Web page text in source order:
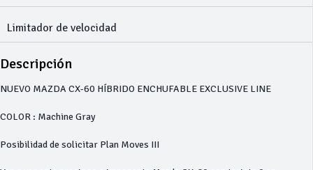
Limitador de velocidad
Descripción
NUEVO MAZDA CX-60 HÍBRIDO ENCHUFABLE EXCLUSIVE LINE
COLOR : Machine Gray
Posibilidad de solicitar Plan Moves III